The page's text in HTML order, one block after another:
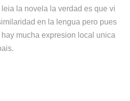
la novela la verdad es que vi
en la lengua pero pues
mucha expresion local unica